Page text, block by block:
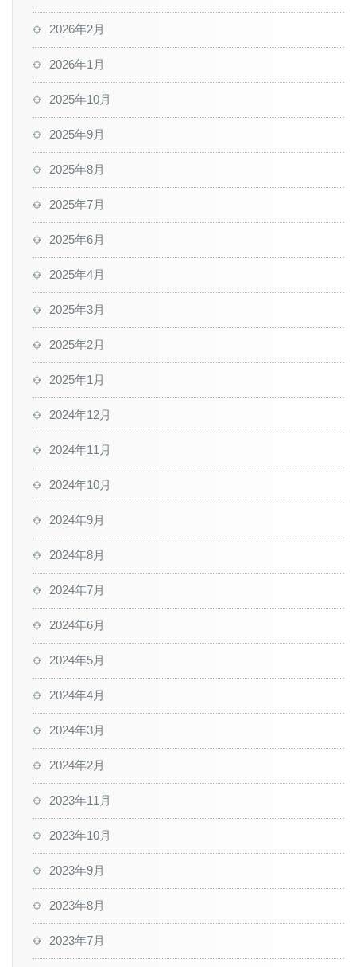
2026年2月
2026年1月
2025年10月
2025年9月
2025年8月
2025年7月
2025年6月
2025年4月
2025年3月
2025年2月
2025年1月
2024年12月
2024年11月
2024年10月
2024年9月
2024年8月
2024年7月
2024年6月
2024年5月
2024年4月
2024年3月
2024年2月
2023年11月
2023年10月
2023年9月
2023年8月
2023年7月